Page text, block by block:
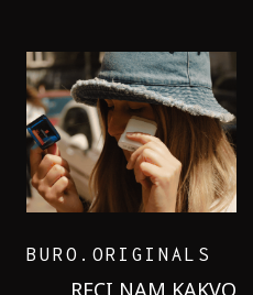
BURO.ORIGINALS
SAMO PRATI